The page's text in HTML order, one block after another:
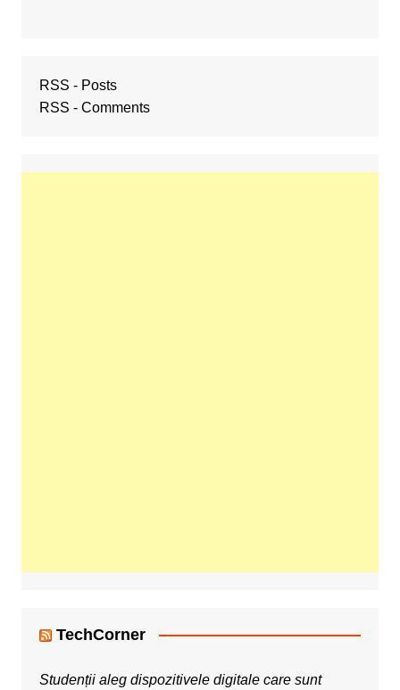
RSS - Posts
RSS - Comments
TechCorner
Studenții aleg dispozitivele digitale care sunt